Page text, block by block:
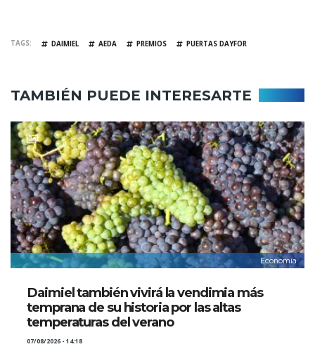
TAGS DAIMIEL AEDA PREMIOS PUERTAS DAYFOR
TAMBIÉN PUEDE INTERESARTE
Economía
Daimiel también vivirá la vendimia más
temprana de su historia por las altas
temperaturas del verano
07/08/2026 - 14:18